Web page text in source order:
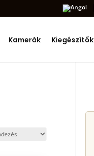
Kamerák Kiegészítők